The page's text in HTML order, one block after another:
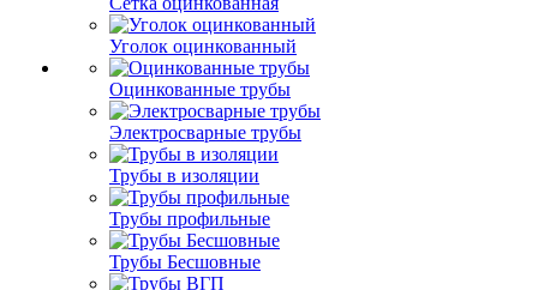
Уголок оцинкованный
Оцинкованные трубы
Электросварные трубы
Трубы в изоляции
Трубы профильные
Трубы Бесшовные